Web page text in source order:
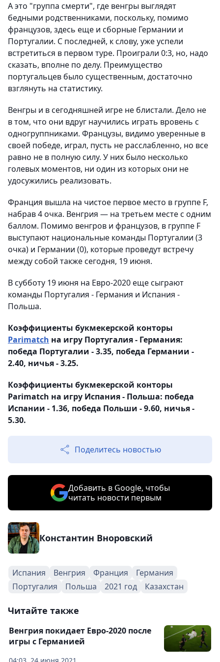
А это "группа смерти", где венгры выглядят
бедными родственниками, поскольку, помимо
французов, здесь еще и сборные Германии и
Португалии. С последней, к слову, уже успели
встретиться в первом туре. Проиграли 0:3, но, надо
сказать, вполне по делу. Преимущество
португальцев было существенным, достаточно
взглянуть на статистику.
Венгры и в сегодняшней игре не блистали. Дело не
в том, что они вдруг научились играть вровень с
одногруппниками. Французы, видимо уверенные в
своей победе, играл, пусть не расслабленно, но все
равно не в полную силу. У них было несколько
голевых моментов, ни один из которых они не
удосужились реализовать.
Франция вышла на чистое первое место в группе F,
набрав 4 очка. Венгрия — на третьем месте с одним
баллом. Помимо венгров и французов, в группе F
выступают национальные команды Португалии (3
очка) и Германии (0), которые проведут встречу
между собой также сегодня, 19 июня.
В субботу 19 июня на Евро-2020 еще сыграют
команды Португалия - Германия и Испания -
Польша.
Коэффициенты букмекерской конторы
Parimatch на игру Португалия - Германия:
победа Португалии - 3.35, победа Германии -
2.40, ничья - 3.25.
Коэффициенты букмекерской конторы
Parimatch на игру Испания - Польша: победа
Испании - 1.36, победа Польши - 9.60, ничья -
5.30.
Поделитесь новостью
Добавить в Google, чтобы
читать новости первым
Константин Вноровский
Испания Венгрия Франция
Германия
Португалия
Польша 2021 год Казахстан
Читайте также
Венгрия покидает Евро-2020 после
игры с Германией